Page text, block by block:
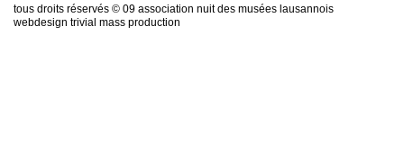
tous droits réservés © 09 association nuit des musées lausannois
webdesign trivial mass production